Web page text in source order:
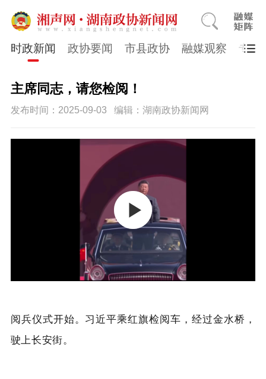
时政新闻 政协要闻 市县政协 融媒观察 专题
主席同志，请您检阅！
发布时间：2025-09-03 编辑：湖南政协新闻网
阅兵仪式开始。习近平乘红旗检阅车，经过金水桥，
驶上长安街。